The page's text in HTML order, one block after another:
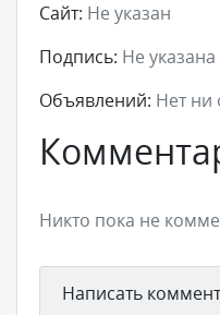
Сайт: Не указан
Подпись: Не указана
Объявлений: Нет ни
Никто пока не
Написать